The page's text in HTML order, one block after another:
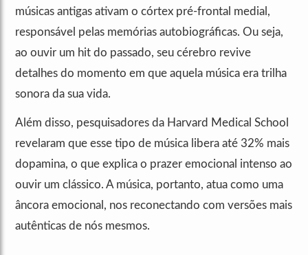
músicas antigas ativam o córtex pré-frontal medial,
responsável pelas memórias autobiográficas. Ou seja,
ao ouvir um hit do passado, seu cérebro revive
detalhes do momento em que aquela música era trilha
sonora da sua vida.
Além disso, pesquisadores da Harvard Medical School
revelaram que esse tipo de música libera até 32% mais
dopamina, o que explica o prazer emocional intenso ao
ouvir um clássico. A música, portanto, atua como uma
âncora emocional, nos reconectando com versões mais
autênticas de nós mesmos.